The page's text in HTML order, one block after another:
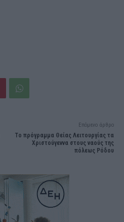
Επόμενο άρθρο
Τo πρόγραμμα Θείας Λειτουργίας τα
Χριστούγεννα στους ναούς της
πόλεως Ρόδου